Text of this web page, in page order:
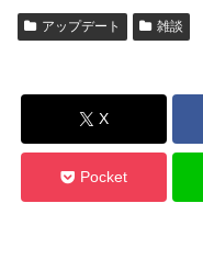
アップデート 雑談
X
Pocket